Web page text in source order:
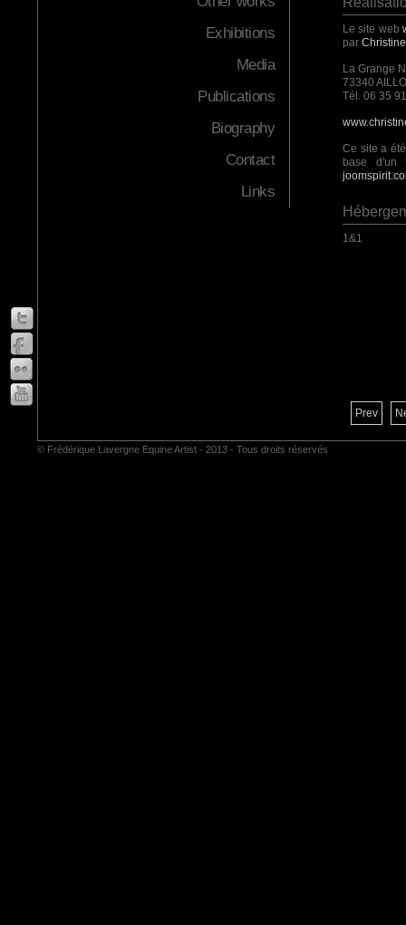
Exhibitions
Media
Publications
Biography
Contact
Links
Le site web
par
La Grange
73340
Tél. 06 35
Ce site a
base d'un
1&1
Prev
© Frédérique Lavergne Equine Artist - 2013 - Tous droits réservés